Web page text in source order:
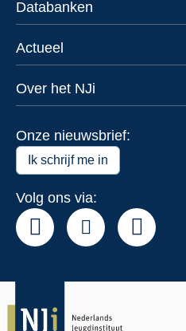
Databanken
Actueel
Over het NJi
Onze nieuwsbrief:
Ik schrijf me in
Volg ons via: